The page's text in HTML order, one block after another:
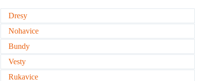
Dresy
Nohavice
Bundy
Vesty
Rukavice